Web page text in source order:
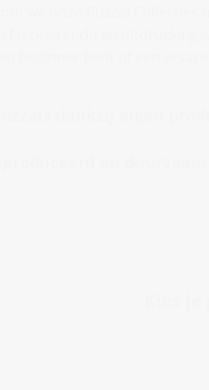
we onze Puzzel
fascinerende en
beginner bent of een
dankzij eigen
en duurzaam